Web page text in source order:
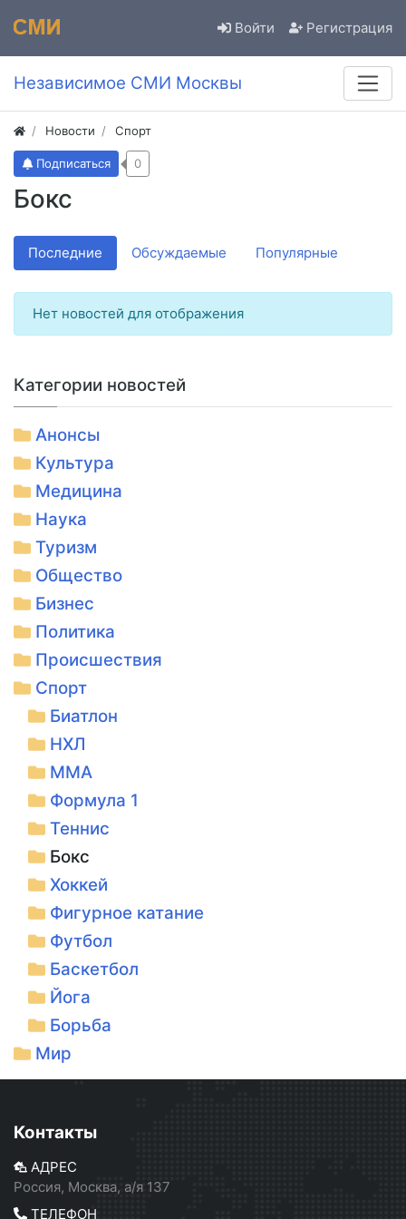
Войти Регистрация
Независимое СМИ Москвы
Новости Спорт
Бокс
Подписаться 0
Последние Обсуждаемые Популярные
Нет новостей для отображения
Категории новостей
Анонсы
Культура
Медицина
Наука
Туризм
Общество
Бизнес
Политика
Происшествия
Спорт
Биатлон
НХЛ
ММА
Формула 1
Теннис
Бокс
Хоккей
Фигурное катание
Футбол
Баскетбол
Йога
Борьба
Мир
Контакты
АДРЕС
Россия, Москва, а/я 137
ТЕЛЕФОН